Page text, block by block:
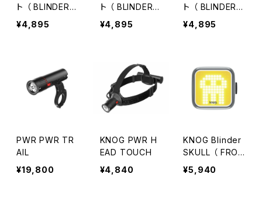
ト （ BLINDER
MINI SKULL RE
AR ）
¥4,895
ト （ BLINDER
MINI CROSS R
EAR ）
¥4,895
ト （ BLINDER
MINI SQUARE
REAR ）
¥4,895
PWR PWR TR
AIL
¥19,800
KNOG PWR H
EAD TOUCH
¥4,840
KNOG Blinder
SKULL （ FRON
T タイプ ）
¥5,940